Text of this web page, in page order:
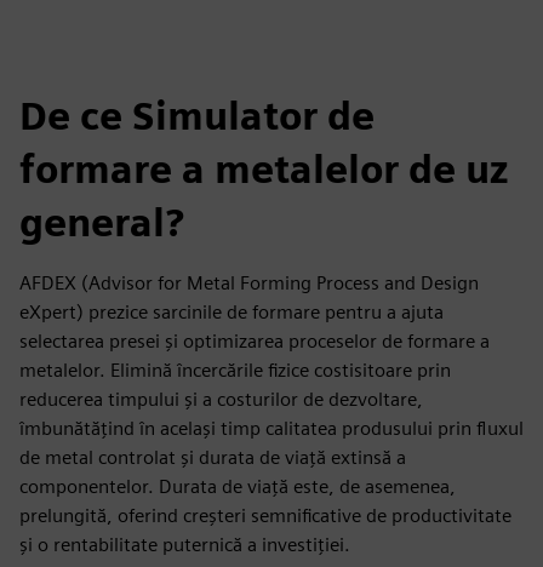
De ce Simulator de
formare a metalelor de uz
general?
AFDEX (Advisor for Metal Forming Process and Design
eXpert) prezice sarcinile de formare pentru a ajuta
selectarea presei și optimizarea proceselor de formare a
metalelor. Elimină încercările fizice costisitoare prin
reducerea timpului și a costurilor de dezvoltare,
îmbunătățind în același timp calitatea produsului prin fluxul
de metal controlat și durata de viață extinsă a
componentelor. Durata de viață este, de asemenea,
prelungită, oferind creșteri semnificative de productivitate
și o rentabilitate puternică a investiției.